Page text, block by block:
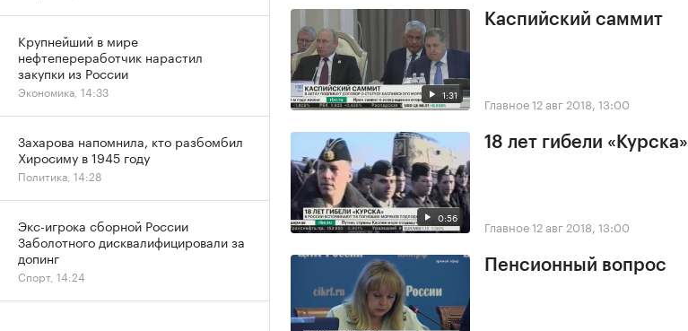
1:31
Каспийский саммит
Главное12 авг 2018, 13:00
0:56
18 лет гибели «Курска»
Главное12 авг 2018, 13:00
Пенсионный вопрос
Крупнейший в мире
нефтепереработчик нарастил
закупки из России
Экономика, 14:33
Захарова напомнила, кто разбомбил
Хиросиму в 1945 году
Политика, 14:28
Экс-игрока сборной России
Заболотного дисквалифицировали за
допинг
Спорт, 14:24